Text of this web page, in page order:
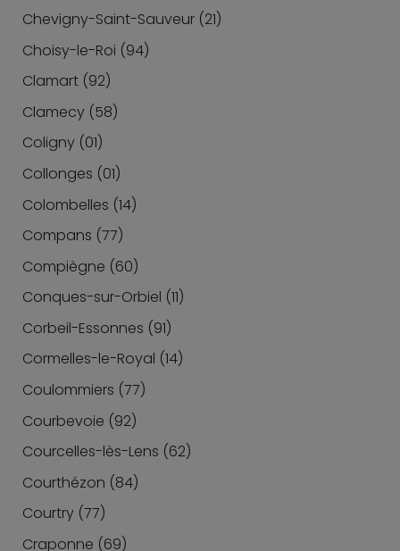
Chevigny-Saint-Sauveur (21)
Choisy-le-Roi (94)
Clamart (92)
Clamecy (58)
Coligny (01)
Collonges (01)
Colombelles (14)
Compans (77)
Compiègne (60)
Conques-sur-Orbiel (11)
Corbeil-Essonnes (91)
Cormelles-le-Royal (14)
Coulommiers (77)
Courbevoie (92)
Courcelles-lès-Lens (62)
Courthézon (84)
Courtry (77)
Craponne (69)